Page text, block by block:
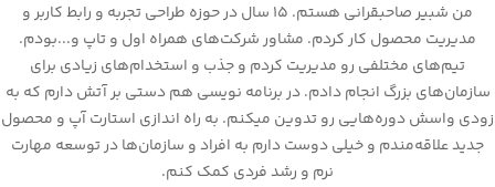
من شبیر صاحبقرانی هستم. 15 سال در حوزه طراحی تجربه و رابط کاربر و
مدیریت محصول کار کردم. مشاور شرکت‌های همراه اول و تاپ و...بودم.
تیم‌های مختلفی رو مدیریت کردم و جذب و استخدام‌های زیادی برای
سازمان‌های بزرگ انجام دادم. در برنامه نویسی هم دستی بر آتش دارم که به
زودی واسش دوره‌هایی رو تدوین میکنم. به راه اندازی استارت آپ و محصول
جدید علاقه‌‌مندم و خیلی دوست دارم به افراد و سازمان‌ها در توسعه مهارت
نرم و رشد فردی کمک کنم.